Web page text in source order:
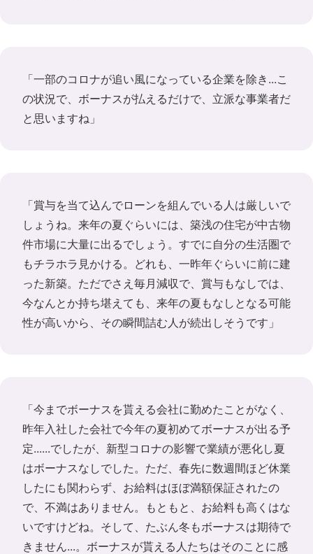
「一部のコロナが追い風になっている企業を除き...こ
の状況で、ボーナスが払えるだけで、立派な事業者だ
と思いますね」
「賞与を当て込んでローンを組んでいる人は厳しいで
しょうね。来年の夏ぐらいには、築浅の住宅が中古物
件市場に大量に出るでしょう。すでに自分の生活圏で
もチラホラ見かける。どれも、一昨年ぐらいに前に建
った新築。ただでさえ毎月減収で、賞与もなしでは、
今なんとか持ち堪えても、来年の夏もなしとなる可能
性が高いから、その瞬間詰む人が続出しそうです」
「今までボーナスを貰える会社に勤めたことがなく、
昨年入社した会社で今年の夏初めてボーナスが出る予
定......でしたが、新型コロナの影響で業績が悪化し夏
はボーナスなしでした。ただ、春先に数週間ほど休業
したにも関わらず、お給料はほぼ満額保証されたの
で、不満はありません。もともと、お給料も高くはな
いですけどね。そして、たぶん冬もボーナスは期待で
きません...。ボーナスが貰える人たちはそのことに感